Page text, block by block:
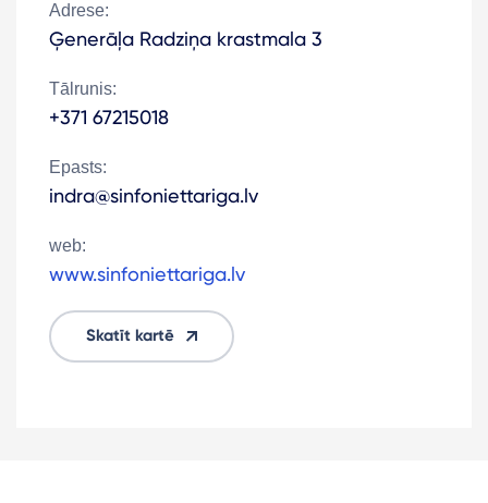
Adrese:
Ģenerāļa Radziņa krastmala 3
Tālrunis:
+371 67215018
Epasts:
indra@sinfoniettariga.lv
web:
www.sinfoniettariga.lv
Skatīt kartē